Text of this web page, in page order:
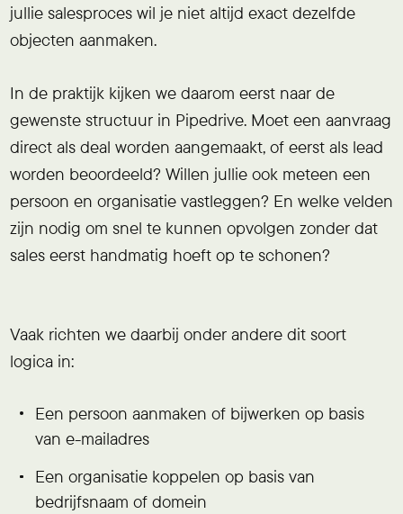
jullie salesproces wil je niet altijd exact dezelfde
objecten aanmaken.
In de praktijk kijken we daarom eerst naar de
gewenste structuur in Pipedrive. Moet een aanvraag
direct als deal worden aangemaakt, of eerst als lead
worden beoordeeld? Willen jullie ook meteen een
persoon en organisatie vastleggen? En welke velden
zijn nodig om snel te kunnen opvolgen zonder dat
sales eerst handmatig hoeft op te schonen?
Vaak richten we daarbij onder andere dit soort
logica in:
Een persoon aanmaken of bijwerken op basis
van e-mailadres
Een organisatie koppelen op basis van
bedrijfsnaam of domein